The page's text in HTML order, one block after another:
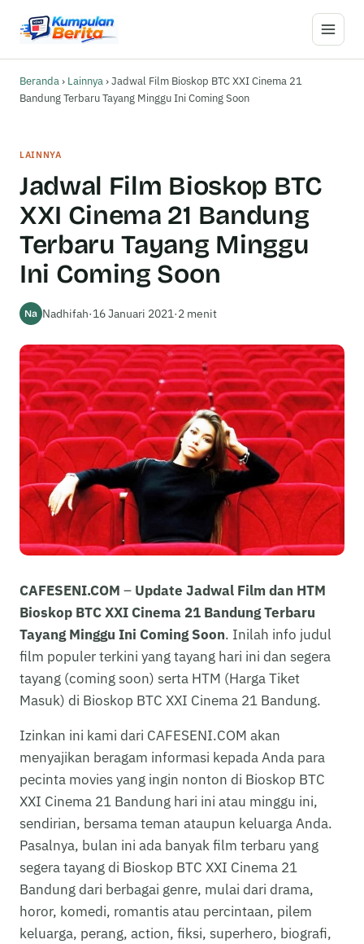
Buka
Beranda› Lainnya›Jadwal Film Bioskop BTC XXI Cinema 21
Bandung Terbaru Tayang Minggu Ini Coming Soon
LAINNYA
Jadwal Film Bioskop BTC
XXI Cinema 21 Bandung
Terbaru Tayang Minggu
Ini Coming Soon
Na Nadhifah·16 Januari 2021·2 menit
CAFESENI.COM – Update Jadwal Film dan HTM
Bioskop BTC XXI Cinema 21 Bandung Terbaru
Tayang Minggu Ini Coming Soon. Inilah info judul
film populer terkini yang tayang hari ini dan segera
tayang (coming soon) serta HTM (Harga Tiket
Masuk) di Bioskop BTC XXI Cinema 21 Bandung.
Izinkan ini kami dari CAFESENI.COM akan
menyajikan beragam informasi kepada Anda para
pecinta movies yang ingin nonton di Bioskop BTC
XXI Cinema 21 Bandung hari ini atau minggu ini,
sendirian, bersama teman ataupun keluarga Anda.
Pasalnya, bulan ini ada banyak film terbaru yang
segera tayang di Bioskop BTC XXI Cinema 21
Bandung dari berbagai genre, mulai dari drama,
horor, komedi, romantis atau percintaan, pilem
keluarga, perang, action, fiksi, superhero, biografi,